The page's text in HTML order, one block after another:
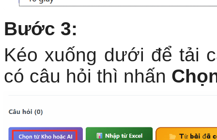
Bước 3:
Kéo xuống dưới để tải
có câu hỏi thì nhấn